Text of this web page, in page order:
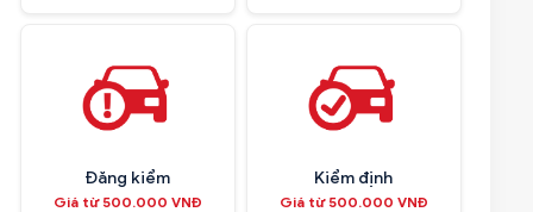
Đăng kiểm
Giá từ 500.000 VNĐ
Kiểm định
Giá từ 500.000 VNĐ